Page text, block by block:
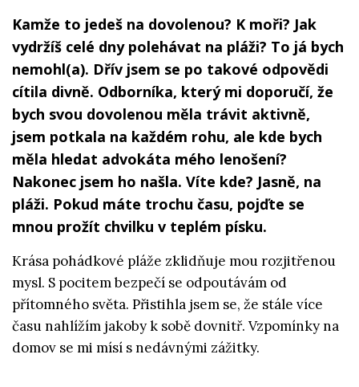
Kamže to jedeš na dovolenou? K moři? Jak
vydržíš celé dny polehávat na pláži? To já bych
nemohl(a). Dřív jsem se po takové odpovědi
cítila divně. Odborníka, který mi doporučí, že
bych svou dovolenou měla trávit aktivně,
jsem potkala na každém rohu, ale kde bych
měla hledat advokáta mého lenošení?
Nakonec jsem ho našla. Víte kde? Jasně, na
pláži. Pokud máte trochu času, pojďte se
mnou prožít chvilku v teplém písku.
Krása pohádkové pláže zklidňuje mou rozjitřenou
mysl. S pocitem bezpečí se odpoutávám od
přítomného světa. Přistihla jsem se, že stále více
času nahlížím jakoby k sobě dovnitř. Vzpomínky na
domov se mi mísí s nedávnými zážitky.